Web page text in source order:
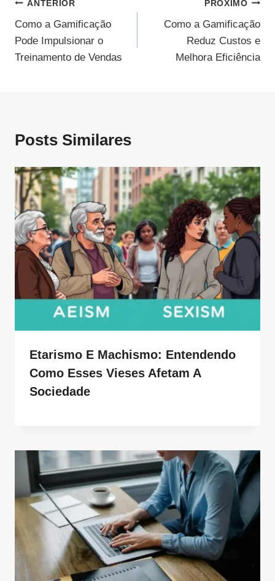
Navegação
De
Post
ANTERIOR
Como a Gamificação
Pode Impulsionar o
Treinamento de Vendas
PRÓXIMO
Como a Gamificação
Reduz Custos e
Melhora Eficiência
Posts Similares
Etarismo E Machismo: Entendendo
Como Esses Vieses Afetam A
Sociedade